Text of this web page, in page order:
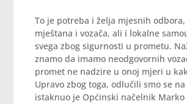
To je potreba i želja mjesnih
mještana i vozača, ali i lokalne
svega zbog sigurnosti u prometu.
znamo da imamo neodgovornih
promet ne nadzire u onoj mjeri u
Upravo zbog toga, odlučili smo se
istaknuo je Općinski načelnik Marko